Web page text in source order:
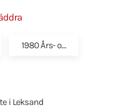
1980 Års- o…
i Leksand